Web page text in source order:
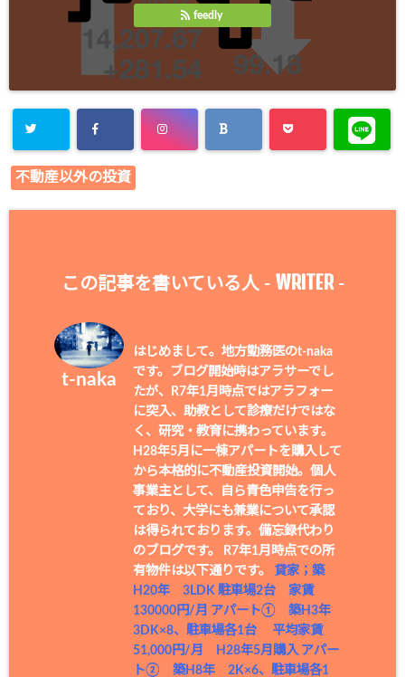
feedly
不動産以外の投資
この記事を書いている人 - WRITER-
t-naka
はじめまして。地方勤務医のt-naka
です。ブログ開始時はアラサーでし
たが、R7年1月時点ではアラフォー
に突入、助教として診療だけではな
く、研究・教育に携わっています。
H28年5月に一棟アパートを購入して
から本格的に不動産投資開始。個人
事業主として、自ら青色申告を行っ
ており、大学にも兼業について承認
は得られております。備忘録代わり
のブログです。 R7年1月時点での所
有物件は以下通りです。 貸家；築
H20年 3LDK 駐車場2台 家賃
130000円/月 アパート① 築H3年
3DK×8、駐車場各1台 平均家賃
51,000円/月 H28年5月購入 アパー
ト② 築H8年 2K×6、駐車場各1